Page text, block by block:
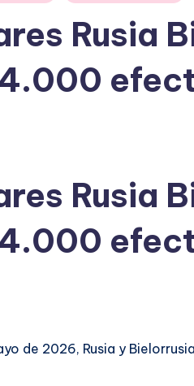
Rusia
Rusia
de 2026, Rusia y